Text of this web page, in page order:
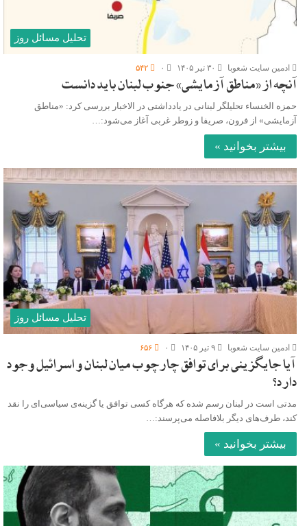
تحلیل مسائل روز
ادمین سایت شعوبا ۳۰ تیر ۱۴۰۵ ۰ ۵۴۲
آنچه از «مناطق آزمایشی» جنوب لبنان باید دانست
حمزه الخنساء تحلیلگر لبنانی در یادداشتی در الاخبار بررسی کرد: «مناطق
آزمایشی» از فرون، صریفا و زوطر غربی آغاز می‌شود:…
بیشتر بخوانید »
تحلیل مسائل روز
ادمین سایت شعوبا ۹ تیر ۱۴۰۵ ۰ ۶۵۶
آیا جایگزینی برای توافق چارچوب میان لبنان و اسرائیل وجود
دارد؟
مدتی است در لبنان رسم شده که هرگاه کسی توافق یا گزینه‌ی سیاسی‌ای را نقد
کند، طرف‌های دیگر بلافاصله می‌پرسند:…
بیشتر بخوانید »